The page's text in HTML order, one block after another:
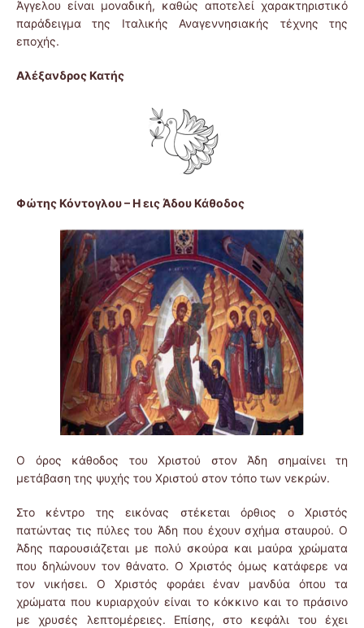
Άγγελου είναι μοναδική, καθώς αποτελεί χαρακτηριστικό
παράδειγμα της Ιταλικής Αναγεννησιακής τέχνης της
εποχής.
Αλέξανδρος Κατής
Φώτης Κόντογλου – Η εις Άδου Κάθοδος
Ο όρος κάθοδος του Χριστού στον Άδη σημαίνει τη
μετάβαση της ψυχής του Χριστού στον τόπο των νεκρών.
Στο κέντρο της εικόνας στέκεται όρθιος ο Χριστός
πατώντας τις πύλες του Άδη που έχουν σχήμα σταυρού. Ο
Άδης παρουσιάζεται με πολύ σκούρα και μαύρα χρώματα
που δηλώνουν τον θάνατο. Ο Χριστός όμως κατάφερε να
τον νικήσει. Ο Χριστός φοράει έναν μανδύα όπου τα
χρώματα που κυριαρχούν είναι το κόκκινο και το πράσινο
με χρυσές λεπτομέρειες. Επίσης, στο κεφάλι του έχει